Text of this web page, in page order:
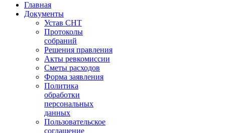
Главная
Документы
Устав СНТ
Протоколы
собраний
Решения правления
Акты ревкомиссии
Сметы расходов
Форма заявления
Политика
обработки
персональных
данных
Пользовательское
соглашение